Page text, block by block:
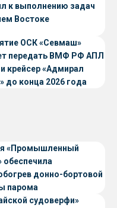
к выполнению задач
Востоке
ОСК «Севмаш»
передать ВМФ РФ АПЛ
крейсер «Адмирал
до конца 2026 года
«Промышленный
обеспечила
донно-бортовой
парома
проекта CNF22
судоверфи»